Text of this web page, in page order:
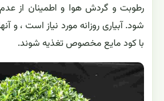
رطوبت و گردش هوا و اطمینان از
با کود مایع مخصوص تغذیه شوند.